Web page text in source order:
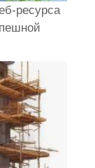
ресурса